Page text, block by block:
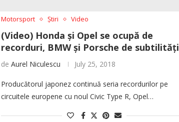
Motorsport Știri Video
(Video) Honda și Opel se ocupă de
recorduri, BMW și Porsche de subtilități
de Aurel Niculescu July 25, 2018
Producătorul japonez continuă seria recordurilor pe
circuitele europene cu noul Civic Type R, Opel…